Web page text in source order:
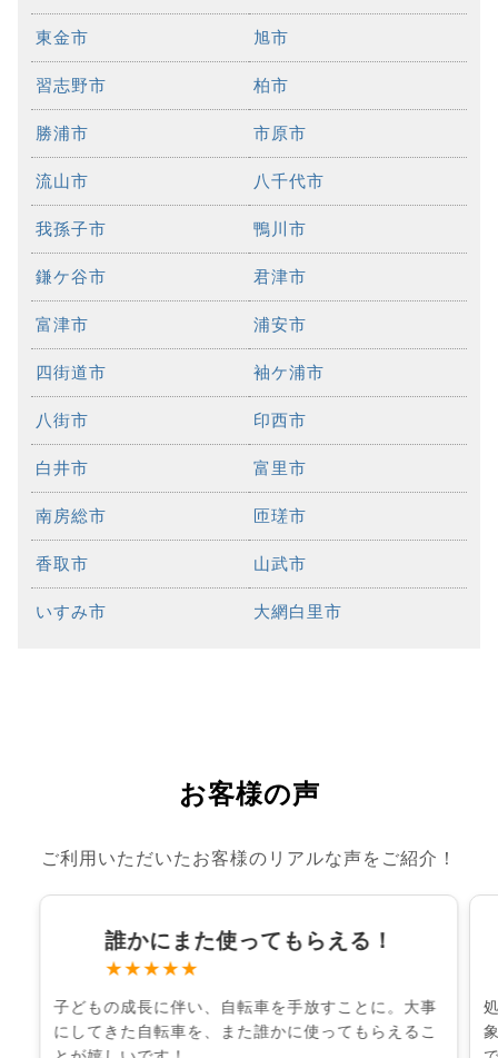
東金市 旭市
習志野市 柏市
勝浦市 市原市
流山市 八千代市
我孫子市 鴨川市
鎌ケ谷市 君津市
富津市 浦安市
四街道市 袖ケ浦市
八街市 印西市
白井市 富里市
南房総市 匝瑳市
香取市 山武市
いすみ市 大網白里市
お客様の声
ご利用いただいたお客様のリアルな声をご紹介！
誰かにまた使ってもらえる！
★★★★★
子どもの成長に伴い、自転車を手放すことに。大事
にしてきた自転車を、また誰かに使ってもらえるこ